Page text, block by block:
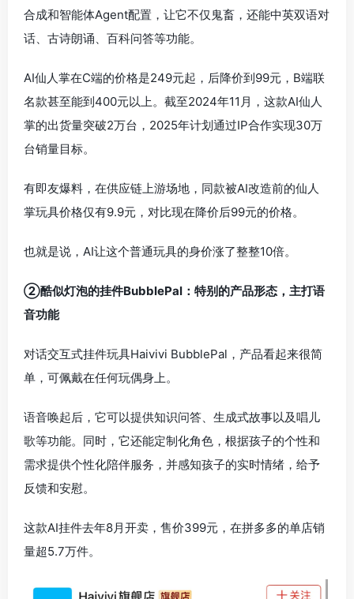
合成和智能体Agent配置，让它不仅鬼畜，还能中英双语对
话、古诗朗诵、百科问答等功能。
AI仙人掌在C端的价格是249元起，后降价到99元，B端联
名款甚至能到400元以上。截至2024年11月，这款AI仙人
掌的出货量突破2万台，2025年计划通过IP合作实现30万
台销量目标。
有即友爆料，在供应链上游场地，同款被AI改造前的仙人
掌玩具价格仅有9.9元，对比现在降价后99元的价格。
也就是说，AI让这个普通玩具的身价涨了整整10倍。
②酷似灯泡的挂件BubblePal：特别的产品形态，主打语
音功能
对话交互式挂件玩具Haivivi BubblePal，产品看起来很简
单，可佩戴在任何玩偶身上。
语音唤起后，它可以提供知识问答、生成式故事以及唱儿
歌等功能。同时，它还能定制化角色，根据孩子的个性和
需求提供个性化陪伴服务，并感知孩子的实时情绪，给予
反馈和安慰。
这款AI挂件去年8月开卖，售价399元，在拼多多的单店销
量超5.7万件。